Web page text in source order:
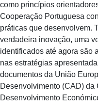
como princípios
Cooperação Portuguesa
práticas que desenvolvem.
verdadeira inovação, uma
identificados até agora são
nas estratégias
documentos da União
Desenvolvimento (CAD)
Desenvolvimento